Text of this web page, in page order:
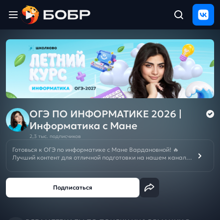
ЩЕЛЧОК
2026
Полезные
материалы
Проверка
сочинений
Тех
и
ОГЭ ПО ИНФОРМАТИКЕ 2026 |
Информатика с Мане
2,3 тыс. подписчиков
Готовься к ОГЭ по информатике с Мане Вардановной! 🔥
Лучший контент для отличной подготовки на нашем канале.
🚨ПОДКЛЮЧИ ЩЕЛЧОК к ЕГЭ/ОГЭ 2026 БЕСПЛАТНО ➡️
ИЛИ